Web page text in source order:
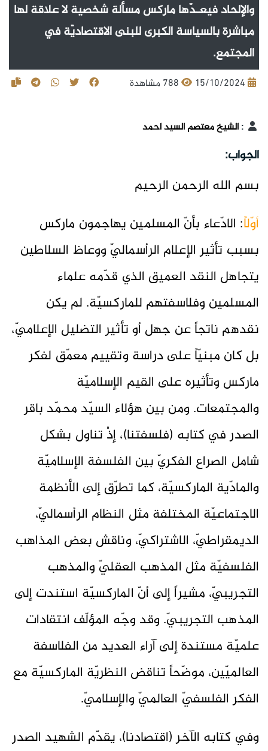
والإلحاد فيعـدّها ماركس مسألة شخصية لا علاقة لها
مباشرة بالسياسة الكبرى للبنى الاقتصاديّة في
المجتمع.
15/10/2024 788 مشاهدة
:الشيخ معتصم السيد احمد
الجواب:
بسم الله الرحمن الرحيم
أوّلاً: الادّعاء بأنّ المسلمين يهاجمون ماركس
بسبب تأثير الإعلام الرأسماليّ ووعاظ السلاطين
يتجاهل النقد العميق الذي قدّمه علماء
المسلمين وفلاسفتهم للماركسيّة. لم يكن
نقدهم ناتجاً عن جهل أو تأثير التضليل الإعلاميّ،
بل كان مبنيّاً على دراسة وتقييم معمّق لفكر
ماركس وتأثيره على القيم الإسلاميّة
والمجتمعات. ومن بين هؤلاء السيّد محمّد باقر
الصدر في كتابه (فلسفتنا)، إذْ تناول بشكل
شامل الصراع الفكريّ بين الفلسفة الإسلاميّة
والمادّية الماركسيّة، كما تطرّق إلى الأنظمة
الاجتماعيّة المختلفة مثل النظام الرأسماليّ،
الديمقراطيّ، الاشتراكيّ، وناقش بعض المذاهب
الفلسفيّة مثل المذهب العقليّ والمذهب
التجريبيّ، مشيراً إلى أنّ الماركسيّة استندت إلى
المذهب التجريبيّ. وقد وجّه المؤلّف انتقادات
علميّة مستندة إلى آراء العديد من الفلاسفة
العالميّين، موضّحاً تناقض النظريّة الماركسيّة مع
الفكر الفلسفيّ العالميّ والإسلاميّ.
وفي كتابه الآخر (اقتصادنا)، يقدّم الشهيد الصدر